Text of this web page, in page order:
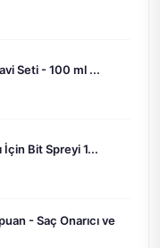
Seti - 100 ml ...
İçin Bit Spreyi 1...
- Saç Onarıcı ve